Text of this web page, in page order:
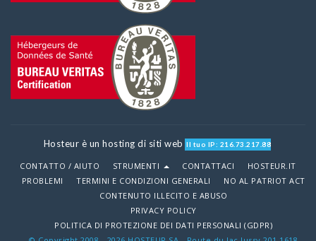
Hosteur è un hosting di siti web Il tuo IP: 216.73.217.88
CONTATTO / AIUTO STRUMENTI CONTATTACI
HOSTEUR.IT
PROBLEMI
TERMINI E CONDIZIONI GENERALI
NO AL PATRIOT ACT
CONTENUTO ILLECITO E ABUSO
PRIVACY POLICY
POLITICA DI PROTEZIONE DEI DATI PERSONALI (GDPR)